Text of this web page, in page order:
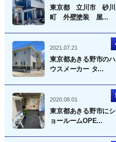
東京都 立川市 砂川
町 外壁塗装 屋...
2021.07.21
東京都あきる野市のハ
ウスメーカー タ...
2020.08.01
東京都あきる野市にシ
ョールームOPE...